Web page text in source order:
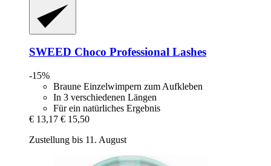
SWEED Choco Professional Lashes
-15%
Braune Einzelwimpern zum Aufkleben
In 3 verschiedenen Längen
Für ein natürliches Ergebnis
€ 13,17 € 15,50
Zustellung bis 11. August